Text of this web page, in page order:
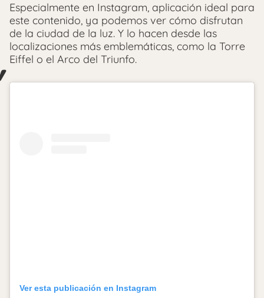
Especialmente en Instagram, aplicación ideal para
este contenido, ya podemos ver cómo disfrutan
de la ciudad de la luz. Y lo hacen desde las
localizaciones más emblemáticas, como la Torre
Eiffel o el Arco del Triunfo.
Ver esta publicación en Instagram